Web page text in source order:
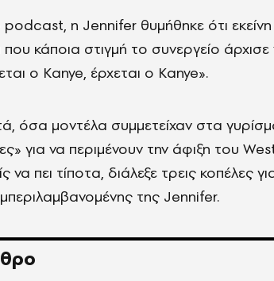
η Jennifer θυμήθηκε ότι
που κάποια στιγμή το συνεργείο
ο Kanye, έρχεται ο Kanye».
όσα μοντέλα συμμετείχαν στα
για να περιμένουν την άφιξη του
να πει τίποτα, διάλεξε τρεις κοπέλες
της Jennifer.